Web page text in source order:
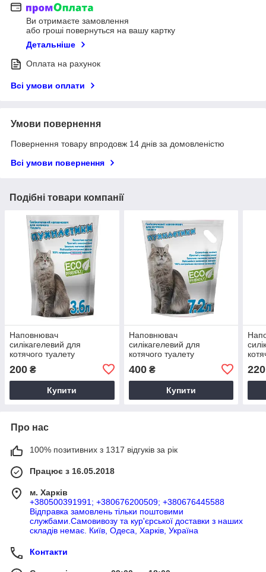
Ви отримаєте замовлення
або гроші повернуться на вашу картку
Детальніше
Оплата на рахунок
Всі умови оплати
Умови повернення
Повернення товару впродовж 14 днів за домовленістю
Всі умови повернення
Подібні товари компанії
Наповнювач
силікагелевий для
котячого туалету
Пухнастики, всмоктуючий,
3,6 л (1,4 кг)
200 ₴
Купити
Наповнювач
силікагелевий для
котячого туалету
Пухнастики, всмоктуючий,
7,2 л (2,8 кг)
400₴
Купити
220
Про нас
100% позитивних з 1317 відгуків за рік
Працює з 16.05.2018
м. Харків
+380500391991; +380676200509; +380676445588
Відправка замовлень тільки поштовими
службами.Самовивозу та кур'єрської доставки з наших
складів немає. Київ, Одеса, Харків, Україна
Контакти